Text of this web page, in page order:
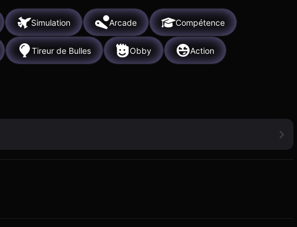
Simulation Arcade Compétence
Tireur de Bulles Obby Action